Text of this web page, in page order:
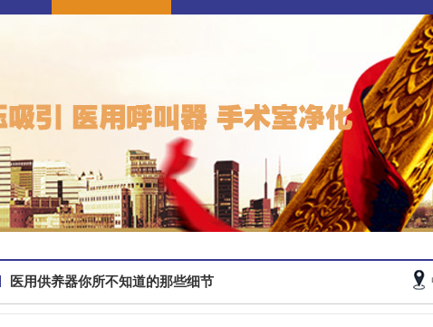
医用供养器你所不知道的那些细节